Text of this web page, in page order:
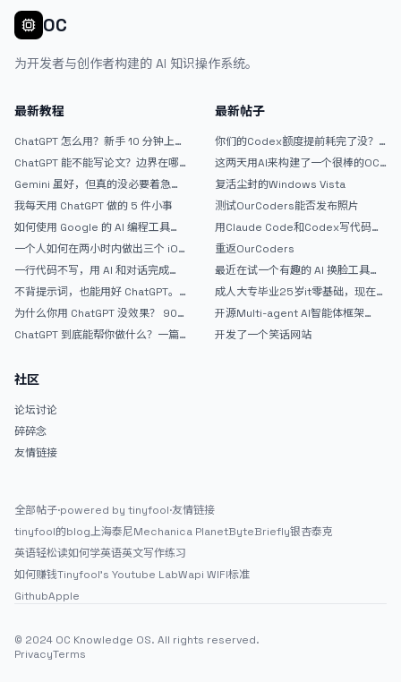
OC
为开发者与创作者构建的 AI 知识操作系统。
最新教程
ChatGPT 怎么用？新手 10 分钟上手
ChatGPT 能不能写论文？边界在哪
Gemini 虽好，但真的没必要着急放
弃 ChatGPT
我每天用 ChatGPT 做的 5 件小事
如何使用 Google 的 AI 编程工具
AntiGravity：独立开发者的新时代
武器
一个人如何在两小时内做出三个 iOS
APP？｜AntiGravity + Gemini 3 实
战完整记录
一行代码不写，用 AI 和对话完成一
个完整网站：《图书天堂》实战记录
不背提示词，也能用好 ChatGPT。
一个万能提问模板
为什么你用 ChatGPT 没效果？ 90%
的人第一步就问错了
ChatGPT 到底能帮你做什么？一篇
最新帖子
你们的Codex额度提前耗完了没？
戒断反应如何？
这两天用AI来构建了一个很棒的OC
论坛精华区
复活尘封的Windows Vista
测试OurCoders能否发布照片
用Claude Code和Codex写代码真
的爽，但是App怎么挣钱还是很难啊
重返OurCoders
最近在试一个有趣的 AI 换脸工具，
效果挺不错
成人大专毕业25岁it零基础，现在想
考软件设计师，有什么好的建议吗，
谢谢！
开源Multi-agent AI智能体框架
aevatar.ai，欢迎大家贡献代码
开发了一个笑话网站
社区
论坛讨论
碎碎念
友情链接
全部帖子·powered by tinyfool·友情链接
tinyfool的blog上海泰尼Mechanica PlanetByteBriefly银杏泰克
英语轻松读如何学英语英文写作练习
如何赚钱Tinyfool's Youtube LabWapi WIFI标准
GithubApple
© 2024 OC Knowledge OS. All rights reserved.
PrivacyTerms